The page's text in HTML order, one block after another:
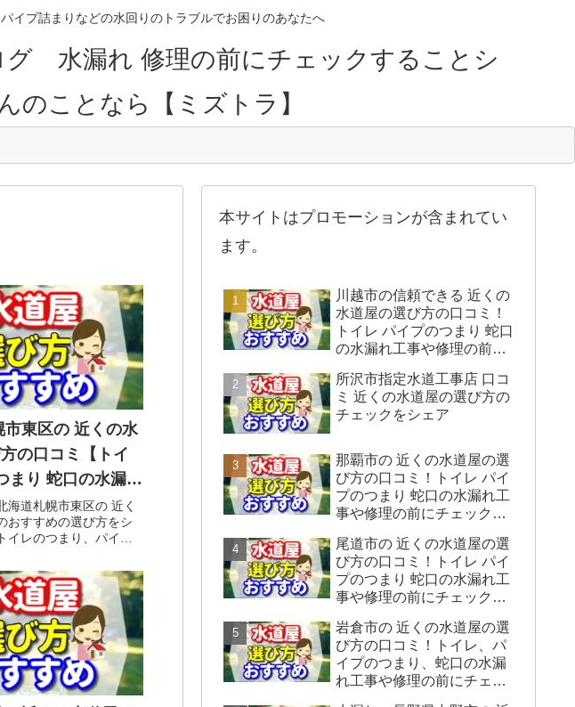
イプ詰まりなどの水回りのトラブルでお困りのあなたへ
水漏れ 修理の前にチェックすることシ
のことなら【ミズトラ】
市東区の 近くの水
の口コミ【トイ
まり 蛇口の水漏れ
ェックすること
す。】
海道札幌市東区の 近く
おすすめの選び方をシ
イレのつまり、パイプ
ヒビ割れ部分から水漏
ルで、焦ってポストに
の水道屋さんに慌て...
本サイトはプロモーションが含まれてい
ます。
川越市の信頼できる 近くの
水道屋の選び方の口コミ！
トイレ パイプのつまり 蛇口
の水漏れ工事や修理の前に
します。
所沢市指定水道工事店 口コ
ミ 近くの水道屋の選び方の
チェックをシェア
那覇市の 近くの水道屋の選
び方の口コミ！トイレ パイ
プのつまり 蛇口の水漏れ工
事や修理の前にチェックす
尾道市の 近くの水道屋の選
び方の口コミ！トイレ パイ
プのつまり 蛇口の水漏れ工
事や修理の前にチェックす
岩倉市の 近くの水道屋の選
び方の口コミ！トイレ、パ
イプのつまり、蛇口の水漏
れ工事や修理の前にチェッ